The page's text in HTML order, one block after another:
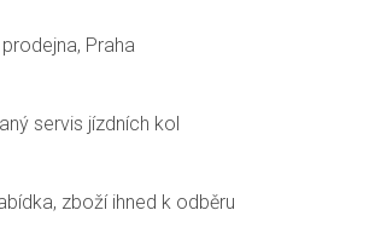
Praha
servis jízdních kol
zboží ihned k odběru